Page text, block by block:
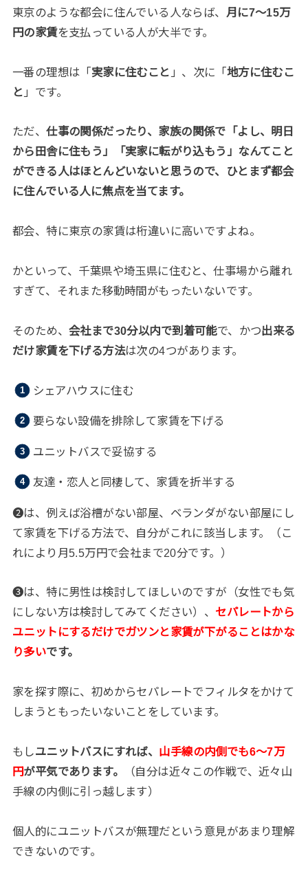
東京のような都会に住んでいる人ならば、 月に7〜15万
円の家賃を支払っている人が大半です。
一番の理想は「実家に住むこと 」、次に「地方に住むこ
と 」です。
ただ、仕事の関係だったり、家族の関係で「よし、明日
から田舎に住もう」「実家に転がり込もう」なんてこと
ができる人はほとんどいないと思うので、ひとまず都会
に住んでいる人に焦点を当てます。
都会、特に東京の家賃は桁違いに高いですよね。
かといって、千葉県や埼玉県に住むと、仕事場から離れ
すぎて、それまた移動時間がもったいないです。
そのため、 会社まで30分以内で到着可能で、かつ出来る
だけ家賃を下げる方法は次の4つがあります。
シェアハウスに住む
要らない設備を排除して家賃を下げる
ユニットバスで妥協する
友達・恋人と同棲して、家賃を折半する
❷は、例えば浴槽がない部屋、ベランダがない部屋にし
て家賃を下げる方法で、自分がこれに該当します。（こ
れにより月5.5万円で会社まで20分です。）
❸は、特に男性は検討してほしいのですが（女性でも気
にしない方は検討してみてください）、 セパレートから
ユニットにするだけでガツンと家賃が下がることはかな
り多いです。
家を探す際に、初めからセパレートでフィルタをかけて
しまうともったいないことをしています。
もしユニットバスにすれば、 山手線の内側でも6〜7万
円が平気であります。
（自分は近々この作戦で、近々山
手線の内側に引っ越します）
個人的にユニットバスが無理だという意見があまり理解
できないのです。